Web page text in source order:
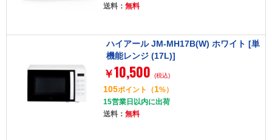
送料： 無料
ハイアール JM-MH17B(W) ホワイト [単
機能レンジ (17L)]
￥10,500 (税込)
105ポイント （1%）
15営業日以内に出荷
送料： 無料